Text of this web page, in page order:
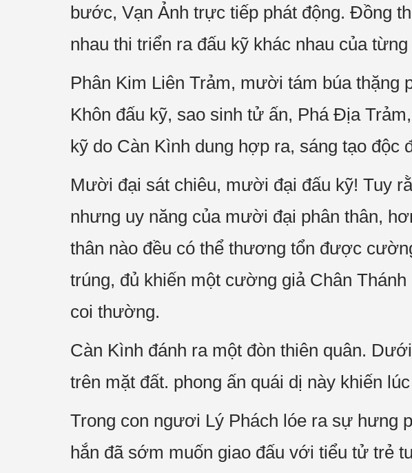
bước, Vạn Ảnh trực tiếp phát động. Đồng
nhau thi triển ra đấu kỹ khác nhau của
Phân Kim Liên Trảm, mười tám búa thặng
Khôn đấu kỹ, sao sinh tử ấn, Phá Địa
kỹ do Càn Kình dung hợp ra, sáng tạo độc
Mười đại sát chiêu, mười đại đấu kỹ! Tuy
nhưng uy năng của mười đại phân thân,
thân nào đều có thể thương tổn được
trúng, đủ khiến một cường giả Chân
coi thường.
Càn Kình đánh ra một đòn thiên quân.
trên mặt đất. phong ấn quái dị này khiến
Trong con ngươi Lý Phách lóe ra sự hưng
hắn đã sớm muốn giao đấu với tiểu tử trẻ